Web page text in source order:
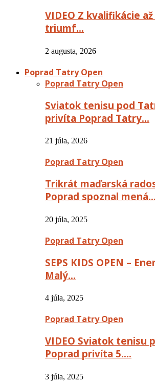
VIDEO Z kvalifikácie
triumf…
2 augusta, 2026
Poprad Tatry Open
Poprad Tatry Open
Sviatok tenisu pod
privíta Poprad Tatry…
21 júla, 2026
Poprad Tatry Open
Trikrát maďarská
Poprad spoznal mená…
20 júla, 2025
Poprad Tatry Open
SEPS KIDS OPEN –
Malý…
4 júla, 2025
Poprad Tatry Open
VIDEO Sviatok tenisu
Poprad privíta 5….
3 júla, 2025